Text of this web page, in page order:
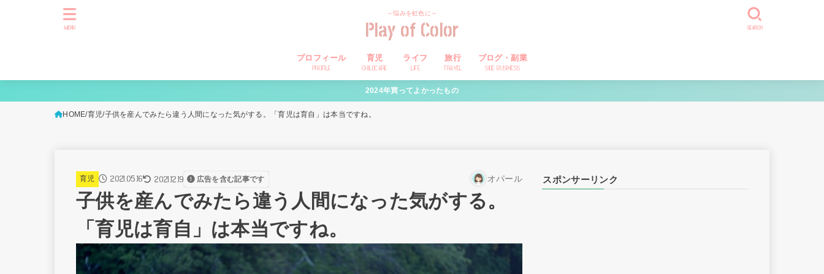
～悩みを虹色に～
Play of Color
プロフィール
PROFILE
育児
CHILDCARE
ライフ
LIFE
旅行
TRAVEL
ブログ・副業
SIDE BUSINESS
SEARCH
MENU
2024年買ってよかったもの
HOME 育児 子供を産んでみたら違う人間になった気がする。「育児は育自」は本当ですね。
育児 2021.05.16 2021.12.19 広告を含む記事です オパール
子供を産んでみたら違う人間になった気がする。
「育児は育自」は本当ですね。
スポンサーリンク